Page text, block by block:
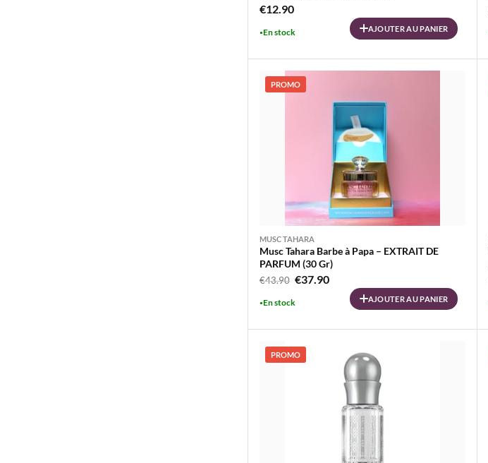
€12.90
En stock AJOUTER AU PANIER
PROMO
MUSC TAHARA
Musc Tahara Barbe à Papa – EXTRAIT DE
PARFUM (30 Gr)
€43.90 Le
était :
€43.90.
€37.90Le
actuel
est :
En stock AJOUTER AU PANIER
PROMO